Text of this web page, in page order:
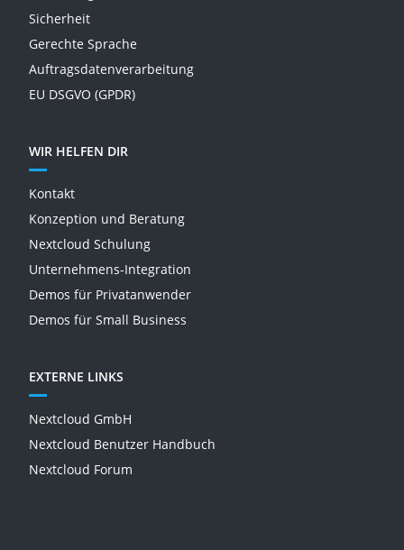
Sicherheit
Gerechte Sprache
Auftragsdatenverarbeitung
EU DSGVO (GPDR)
WIR HELFEN DIR
Kontakt
Konzeption und Beratung
Nextcloud Schulung
Unternehmens-Integration
Demos für Privatanwender
Demos für Small Business
EXTERNE LINKS
Nextcloud GmbH
Nextcloud Benutzer Handbuch
Nextcloud Forum